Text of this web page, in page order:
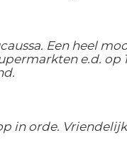
Een heel
e.d.
in orde.